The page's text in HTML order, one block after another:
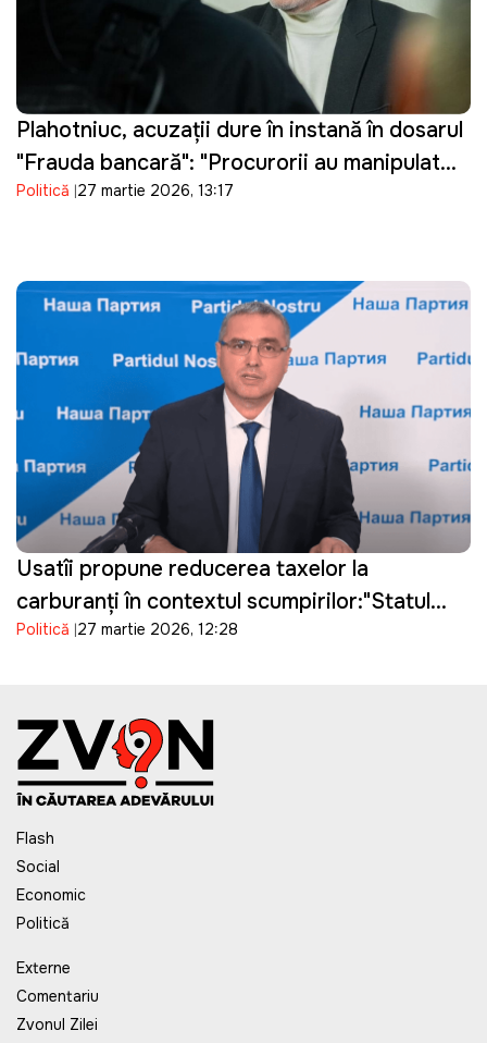
Plahotniuc, acuzații dure în instanță în dosarul
"Frauda bancară": "Procurorii au manipulat
probele"
Politică 27 martie 2026, 13:17
Usatîi propune reducerea taxelor la
carburanți în contextul scumpirilor:"Statul
câștigă, oamenii suferă"
Politică 27 martie 2026, 12:28
Flash
Social
Economic
Politică
Externe
Comentariu
Zvonul Zilei